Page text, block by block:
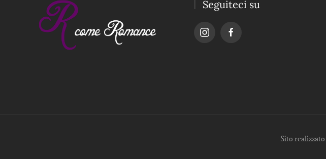
Seguiteci su
Sito realizzato